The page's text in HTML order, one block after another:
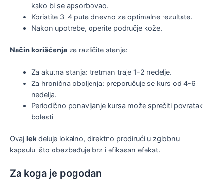
kako bi se apsorbovao.
Koristite 3-4 puta dnevno za optimalne rezultate.
Nakon upotrebe, operite područje kože.
Način korišćenja za različite stanja:
Za akutna stanja: tretman traje 1-2 nedelje.
Za hronična oboljenja: preporučuje se kurs od 4-6
nedelja.
Periodično ponavljanje kursa može sprečiti povratak
bolesti.
Ovaj lekdeluje lokalno, direktno prodirući u zglobnu
kapsulu, što obezbeđuje brz i efikasan efekat.
Za koga je pogodan